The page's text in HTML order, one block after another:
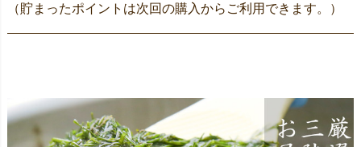
（貯まったポイントは次回の購入からご利用できます。）